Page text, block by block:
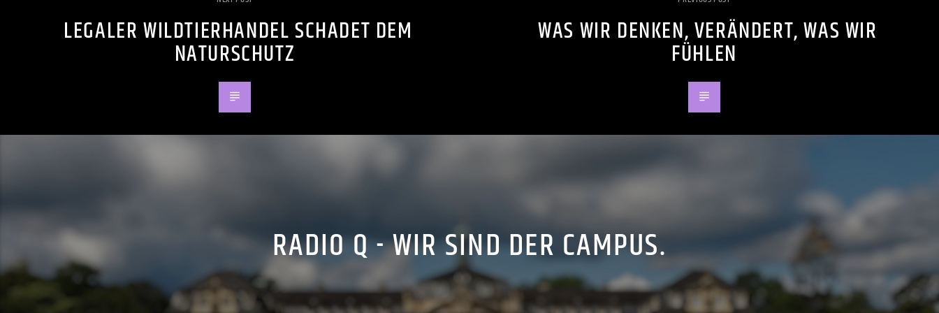
LEGALER WILDTIERHANDEL SCHADET DEM
NATURSCHUTZ
WAS WIR DENKEN, VERÄNDERT, WAS WIR
FÜHLEN
RADIO Q - WIR SIND DER CAMPUS.